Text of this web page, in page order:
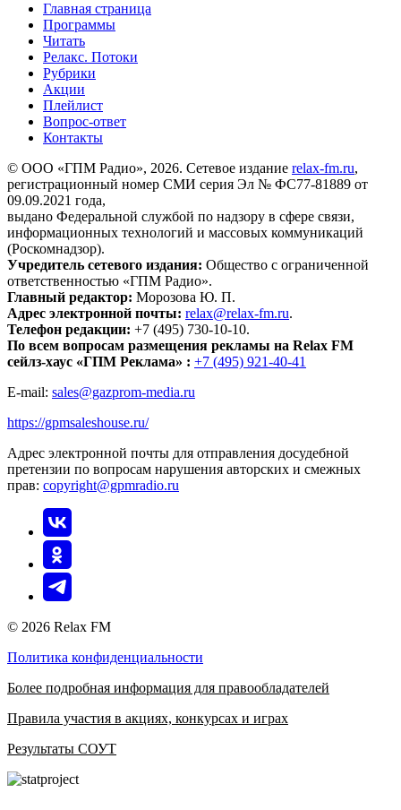
Главная страница
Программы
Читать
Релакс. Потоки
Рубрики
Акции
Плейлист
Вопрос-ответ
Контакты
© ООО «ГПМ Радио», 2026. Сетевое издание relax-fm.ru,
регистрационный номер СМИ серия Эл № ФС77-81889 от
09.09.2021 года,
выдано Федеральной службой по надзору в сфере связи,
информационных технологий и массовых коммуникаций
(Роскомнадзор).
Учредитель сетевого издания: Общество с ограниченной
ответственностью «ГПМ Радио».
Главный редактор: Морозова Ю. П.
Адрес электронной почты: relax@relax-fm.ru.
Телефон редакции: +7 (495) 730-10-10.
По всем вопросам размещения рекламы на Relax FM
сейлз-хаус «ГПМ Реклама» : +7 (495) 921-40-41
E-mail: sales@gazprom-media.ru
https://gpmsaleshouse.ru/
Адрес электронной почты для отправления досудебной
претензии по вопросам нарушения авторских и смежных
прав: copyright@gpmradio.ru
© 2026 Relax FM
Политика конфиденциальности
Более подробная информация для правообладателей
Правила участия в акциях, конкурсах и играх
Результаты СОУТ